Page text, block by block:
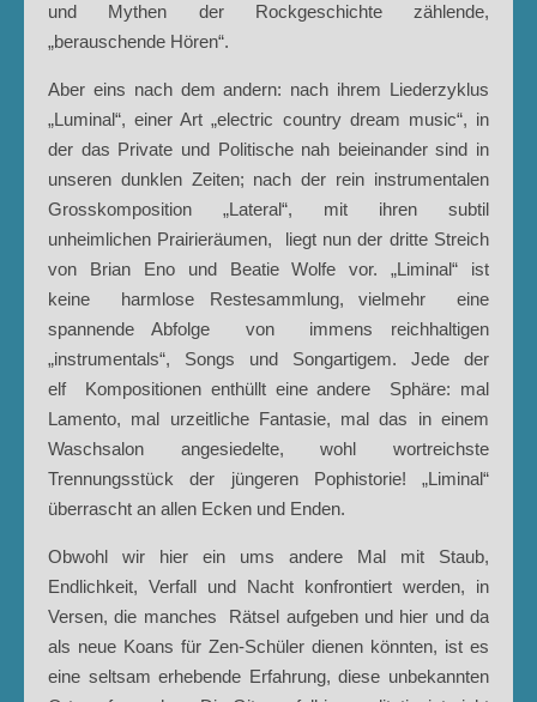
und Mythen der Rockgeschichte zählende,
„berauschende Hören“.
Aber eins nach dem andern: nach ihrem Liederzyklus
„Luminal“, einer Art „electric country dream music“, in
der das Private und Politische nah beieinander sind in
unseren dunklen Zeiten; nach der rein instrumentalen
Grosskomposition „Lateral“, mit ihren subtil
unheimlichen Prairieräumen, liegt nun der dritte Streich
von Brian Eno und Beatie Wolfe vor. „Liminal“ ist
keine harmlose Restesammlung, vielmehr eine
spannende Abfolge von immens reichhaltigen
„instrumentals“, Songs und Songartigem. Jede der
elf Kompositionen enthüllt eine andere Sphäre: mal
Lamento, mal urzeitliche Fantasie, mal das in einem
Waschsalon angesiedelte, wohl wortreichste
Trennungsstück der jüngeren Pophistorie! „Liminal“
überrascht an allen Ecken und Enden.
Obwohl wir hier ein ums andere Mal mit Staub,
Endlichkeit, Verfall und Nacht konfrontiert werden, in
Versen, die manches Rätsel aufgeben und hier und da
als neue Koans für Zen-Schüler dienen könnten, ist es
eine seltsam erhebende Erfahrung, diese unbekannten